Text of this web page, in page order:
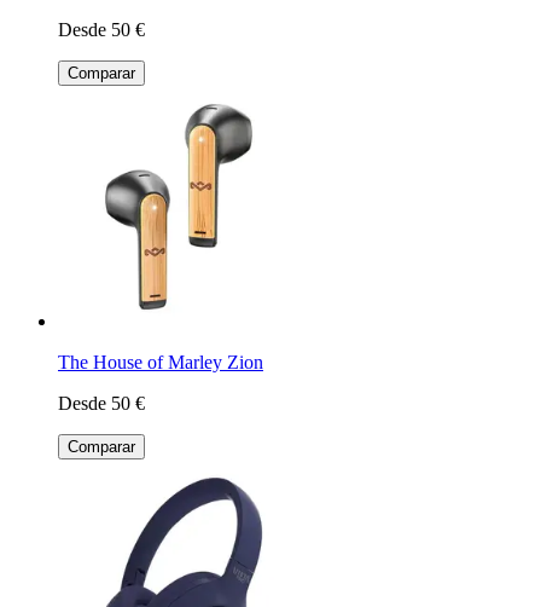
Desde 50 €
Comparar
The House of Marley Zion
Desde 50 €
Comparar